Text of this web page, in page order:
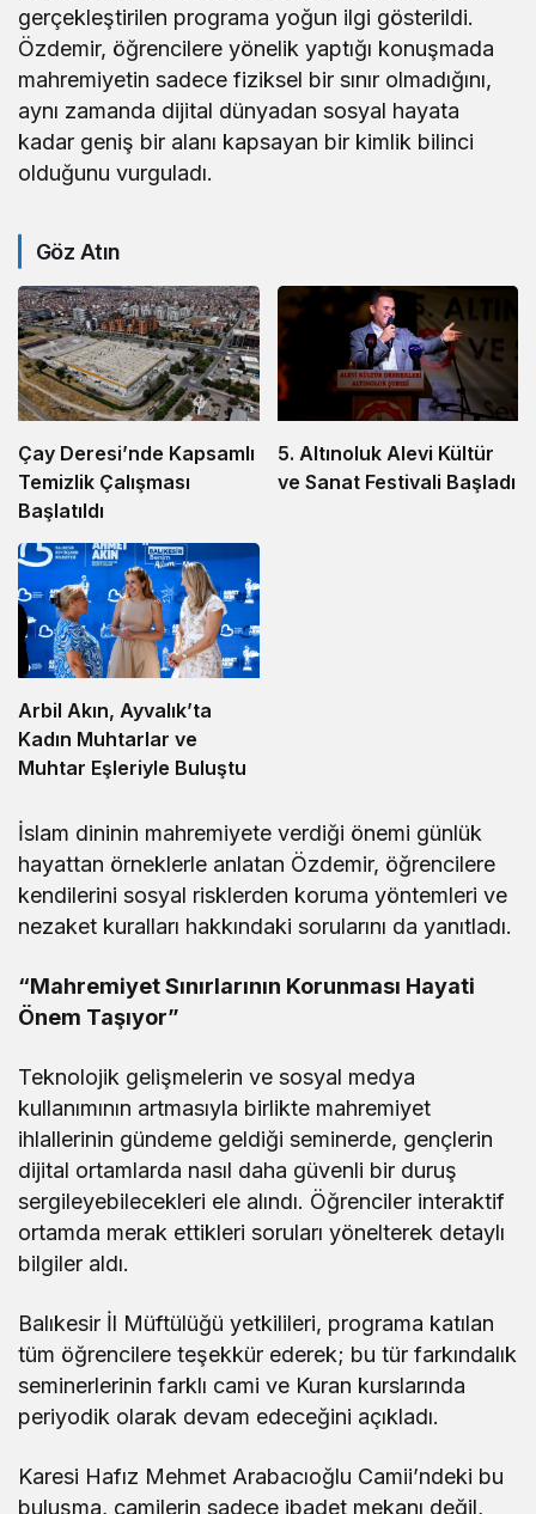
gerçekleştirilen programa yoğun ilgi gösterildi.
Özdemir, öğrencilere yönelik yaptığı konuşmada
mahremiyetin sadece fiziksel bir sınır olmadığını,
aynı zamanda dijital dünyadan sosyal hayata
kadar geniş bir alanı kapsayan bir kimlik bilinci
olduğunu vurguladı.
Göz Atın
Çay Deresi’nde Kapsamlı
Temizlik Çalışması
Başlatıldı
5. Altınoluk Alevi Kültür
ve Sanat Festivali Başladı
Arbil Akın, Ayvalık’ta
Kadın Muhtarlar ve
Muhtar Eşleriyle Buluştu
İslam dininin mahremiyete verdiği önemi günlük
hayattan örneklerle anlatan Özdemir, öğrencilere
kendilerini sosyal risklerden koruma yöntemleri ve
nezaket kuralları hakkındaki sorularını da yanıtladı.
“Mahremiyet Sınırlarının Korunması Hayati
Önem Taşıyor”
Teknolojik gelişmelerin ve sosyal medya
kullanımının artmasıyla birlikte mahremiyet
ihlallerinin gündeme geldiği seminerde, gençlerin
dijital ortamlarda nasıl daha güvenli bir duruş
sergileyebilecekleri ele alındı. Öğrenciler interaktif
ortamda merak ettikleri soruları yönelterek detaylı
bilgiler aldı.
Balıkesir İl Müftülüğü yetkilileri, programa katılan
tüm öğrencilere teşekkür ederek; bu tür farkındalık
seminerlerinin farklı cami ve Kuran kurslarında
periyodik olarak devam edeceğini açıkladı.
Karesi Hafız Mehmet Arabacıoğlu Camii’ndeki bu
buluşma, camilerin sadece ibadet mekanı değil,